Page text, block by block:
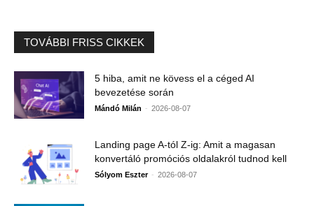
TOVÁBBI FRISS CIKKEK
5 hiba, amit ne kövess el a céged AI
bevezetése során
Mándó Milán - 2026-08-07
Landing page A-tól Z-ig: Amit a magasan
konvertáló promóciós oldalakról tudnod kell
Sólyom Eszter - 2026-08-07